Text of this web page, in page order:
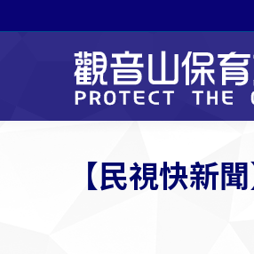
【民視快新